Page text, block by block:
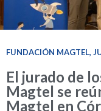
FUNDACIÓN MAGTEL,
El jurado de
Magtel se
Magtel en